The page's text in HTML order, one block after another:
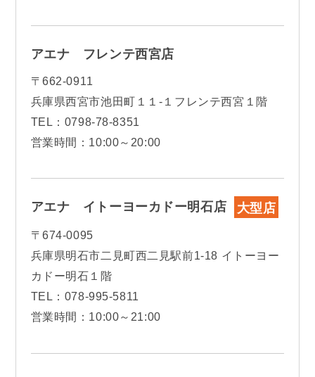
アエナ フレンテ西宮店
〒662-0911
兵庫県西宮市池田町１１-１フレンテ西宮１階
TEL：0798-78-8351
営業時間：10:00～20:00
アエナ イトーヨーカドー明石店 大型店
〒674-0095
兵庫県明石市二見町西二見駅前1-18 イトーヨー
カドー明石１階
TEL：078-995-5811
営業時間：10:00～21:00